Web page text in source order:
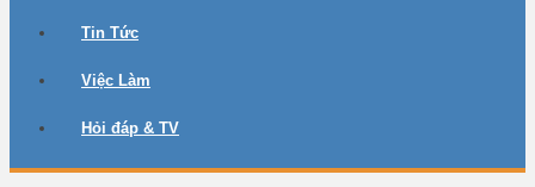
Tin Tức
Việc Làm
Hỏi đáp & TV